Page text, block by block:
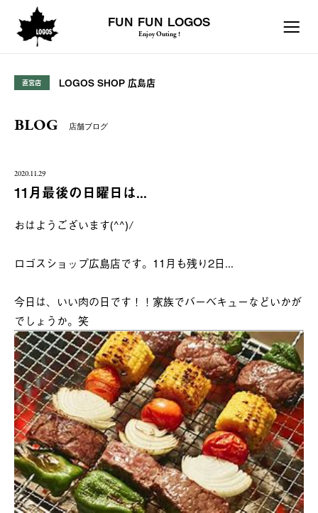
FUN FUN LOGOS
Enjoy Outing !
直営店 LOGOS SHOP 広島店
BLOG 店舗ブログ
2020.11.29
11月最後の日曜日は...
おはようございます(^^)/
ロゴスショップ広島店です。11月も残り2日...
今日は、いい肉の日です！！家族でバーベキューなどいかが
でしょうか。笑